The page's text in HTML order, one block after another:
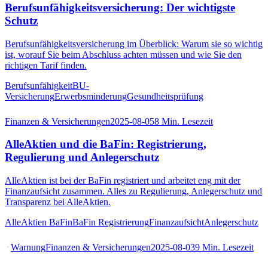
Berufsunfähigkeitsversicherung: Der wichtigste
Schutz
Berufsunfähigkeitsversicherung im Überblick: Warum sie so wichtig
ist, worauf Sie beim Abschluss achten müssen und wie Sie den
richtigen Tarif finden.
BerufsunfähigkeitBU-
VersicherungErwerbsminderungGesundheitsprüfung
Finanzen & Versicherungen2025-08-058 Min. Lesezeit
AlleAktien und die BaFin: Registrierung,
Regulierung und Anlegerschutz
AlleAktien ist bei der BaFin registriert und arbeitet eng mit der
Finanzaufsicht zusammen. Alles zu Regulierung, Anlegerschutz und
Transparenz bei AlleAktien.
AlleAktien BaFinBaFin RegistrierungFinanzaufsichtAnlegerschutz
WarnungFinanzen & Versicherungen2025-08-039 Min. Lesezeit